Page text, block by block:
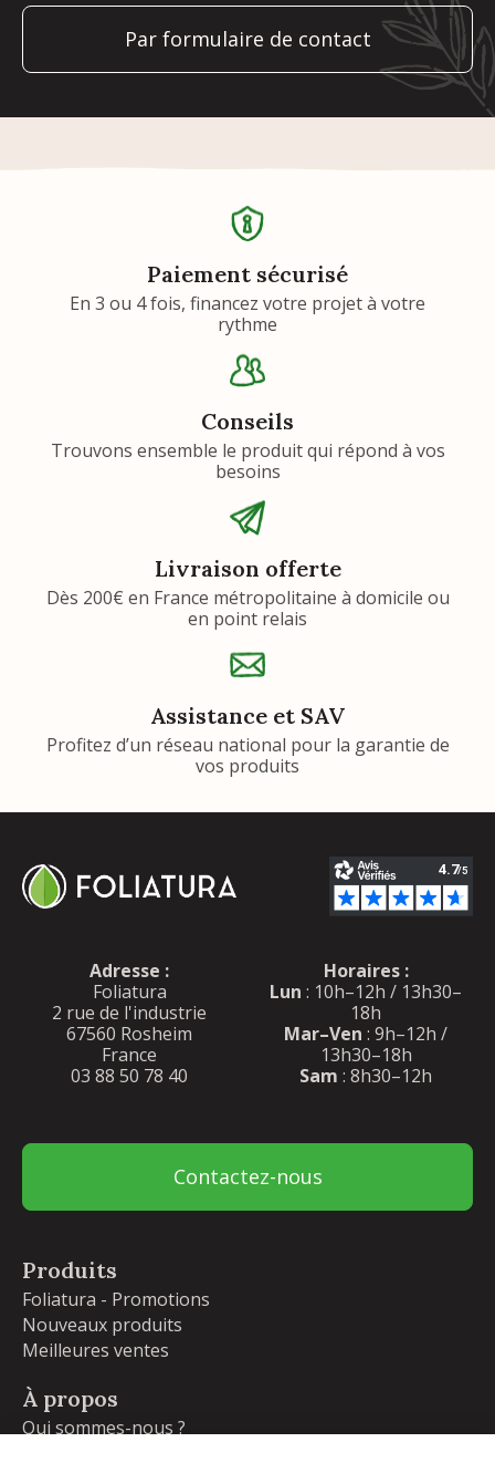
Par formulaire de contact
Paiement sécurisé
En 3 ou 4 fois, financez votre projet à votre
rythme
Conseils
Trouvons ensemble le produit qui répond à vos
besoins
Livraison offerte
Dès 200€ en France métropolitaine à domicile ou
en point relais
Assistance et SAV
Profitez d’un réseau national pour la garantie de
vos produits
Adresse :
Foliatura
2 rue de l'industrie
67560 Rosheim
France
03 88 50 78 40
Horaires :
Lun : 10h–12h / 13h30–
18h
Mar–Ven : 9h–12h /
13h30–18h
Sam : 8h30–12h
Contactez-nous
Produits
Foliatura - Promotions
Nouveaux produits
Meilleures ventes
À propos
Qui sommes-nous ?